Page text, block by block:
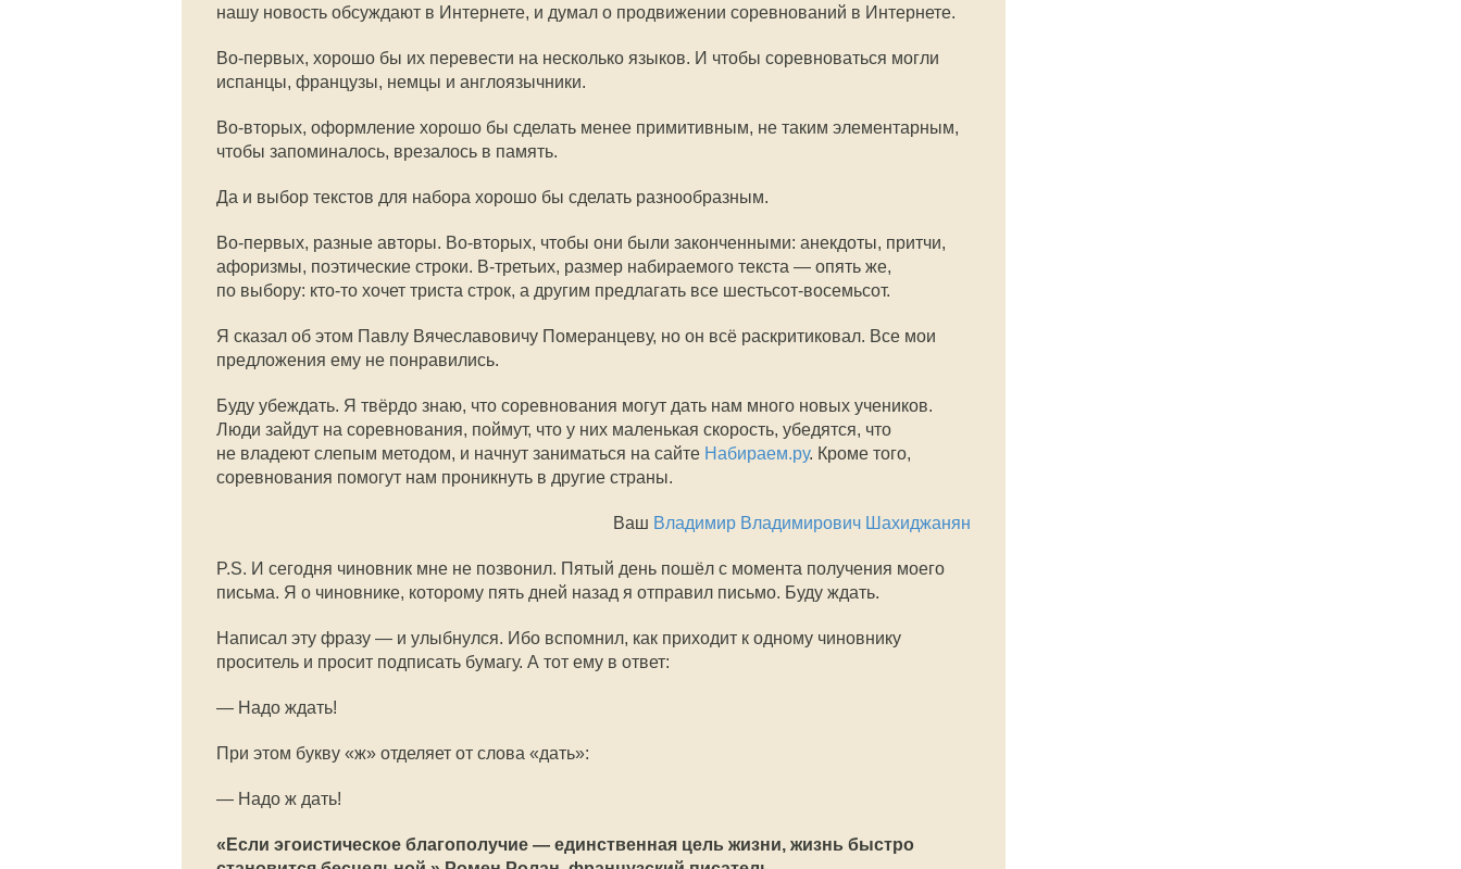
нашу новость обсуждают в Интернете, и думал о продвижении соревнований в Интернете.
Во-первых, хорошо бы их перевести на несколько языков. И чтобы соревноваться могли
испанцы, французы, немцы и англоязычники.
Во-вторых, оформление хорошо бы сделать менее примитивным, не таким элементарным,
чтобы запоминалось, врезалось в память.
Да и выбор текстов для набора хорошо бы сделать разнообразным.
Во-первых, разные авторы. Во-вторых, чтобы они были законченными: анекдоты, притчи,
афоризмы, поэтические строки. В-третьих, размер набираемого текста — опять же,
по выбору: кто-то хочет триста строк, а другим предлагать все шестьсот-восемьсот.
Я сказал об этом Павлу Вячеславовичу Померанцеву, но он всё раскритиковал. Все мои
предложения ему не понравились.
Буду убеждать. Я твёрдо знаю, что соревнования могут дать нам много новых учеников.
Люди зайдут на соревнования, поймут, что у них маленькая скорость, убедятся, что
не владеют слепым методом, и начнут заниматься на сайте Набираем.ру. Кроме того,
соревнования помогут нам проникнуть в другие страны.
Ваш Владимир Владимирович Шахиджанян
P.S. И сегодня чиновник мне не позвонил. Пятый день пошёл с момента получения моего
письма. Я о чиновнике, которому пять дней назад я отправил письмо. Буду ждать.
Написал эту фразу — и улыбнулся. Ибо вспомнил, как приходит к одному чиновнику
проситель и просит подписать бумагу. А тот ему в ответ:
— Надо ждать!
При этом букву «ж» отделяет от слова «дать»:
— Надо ж дать!
«Если эгоистическое благополучие — единственная цель жизни, жизнь быстро